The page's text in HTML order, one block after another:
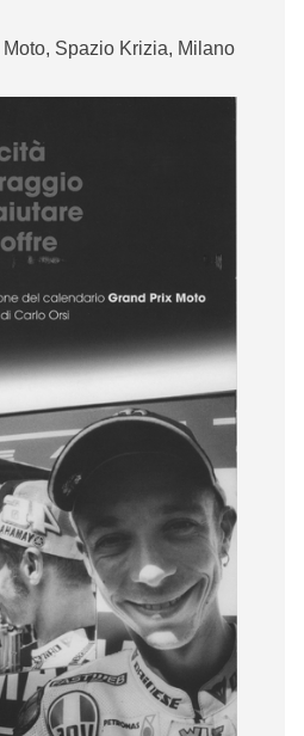
Spazio Krizia, Milano